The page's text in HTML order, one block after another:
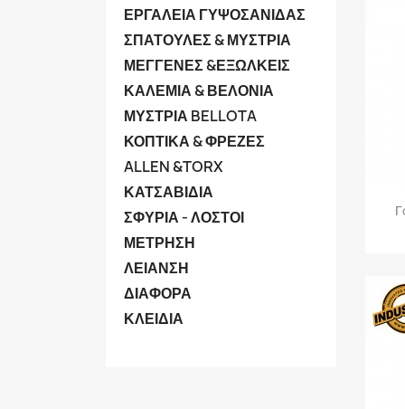
ΕΡΓΑΛΕΙΑ ΓΥΨΟΣΑΝΙΔΑΣ
ΣΠΑΤΟΥΛΕΣ & ΜΥΣΤΡΙΑ
ΜΕΓΓΕΝΕΣ &ΕΞΩΛΚΕΙΣ
ΚΑΛΕΜΙΑ & ΒΕΛΟΝΙΑ
ΜΥΣΤΡΙΑ BELLOTA
ΚΟΠΤΙΚΑ & ΦΡΕΖΕΣ
ALLEN &TORX
ΚΑΤΣΑΒΙΔΙΑ
ΣΦΥΡΙΑ - ΛΟΣΤΟΙ
ΜΕΤΡΗΣΗ
ΛΕΙΑΝΣΗ
ΔΙΑΦΟΡΑ
ΚΛΕΙΔΙΑ